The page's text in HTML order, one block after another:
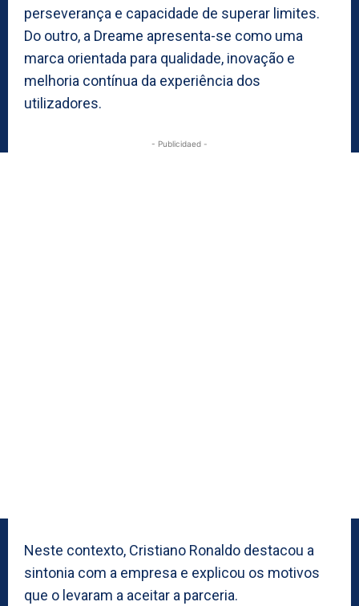
perseverança e capacidade de superar limites.
Do outro, a Dreame apresenta-se como uma
marca orientada para qualidade, inovação e
melhoria contínua da experiência dos
utilizadores.
- Publicidaed -
Neste contexto, Cristiano Ronaldo destacou a
sintonia com a empresa e explicou os motivos
que o levaram a aceitar a parceria.